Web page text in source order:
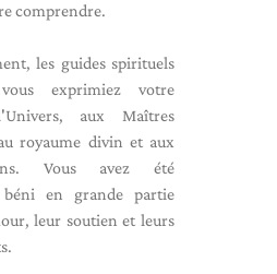
comprendre.
les guides spirituels
exprimiez votre
aux Maîtres
royaume divin et aux
Vous avez été
béni en grande partie
leur soutien et leurs